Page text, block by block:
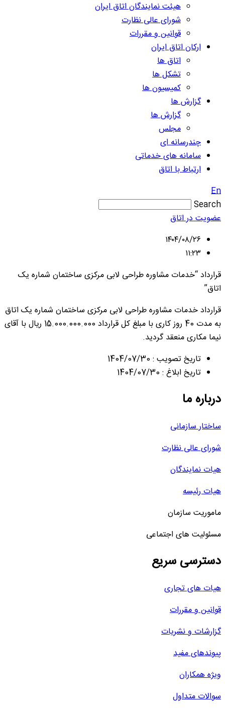
هیئت نمایندگان اتاق ایران
شورای عالی نظارت
قوانین و مقررات
ارکان اتاق ایران
اتاق ها
تشکل ها
کمیسیون ها
گزارش ها
گزارش ها
مجلس
چندرسانه ای
سامانه های خدماتی
ارتباط با اتاق
En
Search
عضویت در اتاق
۱۴۰۴/۰۸/۲۶
۱۱:۲۳
قرارداد “خدمات مشاوره طراحی لابی مرکزی ساختمان شماره یک
اتاق”
قرارداد خدمات مشاوره طراحی لابی مرکزی ساختمان شماره یک اتاق
به مدت 40 روز کاری با مبلغ کل قرارداد 15.000.000.000 ریال با آقای
نیما مکاری منعقد گردید.
تاریخ تصویب : 1404/07/30
تاریخ ابلاغ : 1404/07/30
درباره ما
ساختار سازمانی
شورای عالی نظارت
هیات نمایندگان
هیات رئیسه
ماموریت سازمان
مسئولیت های اجتماعی
دسترسی سریع
هیات های تجاری
قوانین و مقررات
گزارشات و نشریات
پیوندهای مفید
ویژه همکاران
سوالات متداول